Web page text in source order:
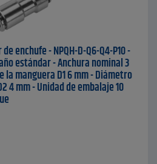
de enchufe - NPQH-D-Q6-Q4-P10 -
estándar - Anchura nominal 3
manguera D1 6 mm - Diámetro
4 mm - Unidad de embalaje 10